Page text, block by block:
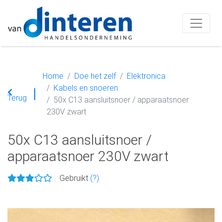
Terug
Home Doe het zelf
Elektronica
Kabels en snoeren
50x C13 aansluitsnoer / apparaatsnoer
230V zwart
50x C13 aansluitsnoer /
apparaatsnoer 230V zwart
Gebruikt (?)